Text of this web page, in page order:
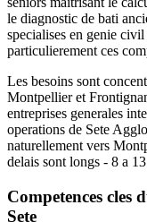
le diagnostic de bati
specialises en genie
particulierement ces
Les besoins sont
Montpellier et
entreprises generales
operations de Sete
naturellement vers
delais sont longs - 8 a
Competences cles
Sete